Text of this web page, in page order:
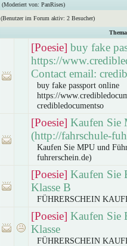
(Moderiert von: PanRises)
(Benutzer im Forum aktiv: 2 Besucher)
Thema
[Poesie] buy fake
https://
Contact email:
buy fake passport online
https://
credibledocumentso
[Poesie] Kaufen Sie
(http://fahrschule-
Kaufen Sie MPU und
fuhrerschein.de)
[Poesie] Kaufen Sie
Klasse B
FÜHRERSCHEIN
[Poesie] Kaufen Sie
Klasse
FÜHRERSCHEIN